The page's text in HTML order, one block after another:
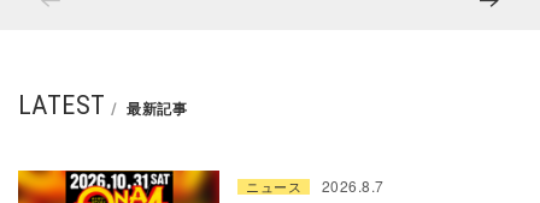
LATEST 最新記事
ニュース 2026.8.7